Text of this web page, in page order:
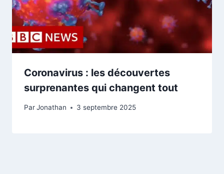
Coronavirus : les découvertes
surprenantes qui changent tout
ParJonathan 3 septembre 2025